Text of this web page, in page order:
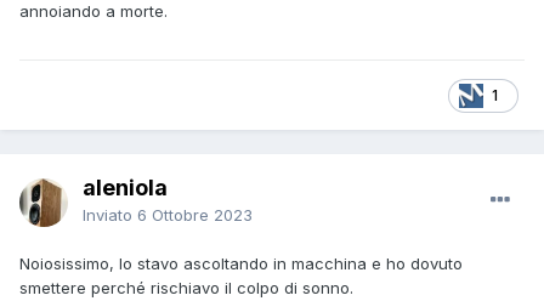
annoiando a morte.
1
aleniola
Inviato 6 Ottobre 2023
Noiosissimo, lo stavo ascoltando in macchina e ho dovuto
smettere perché rischiavo il colpo di sonno.